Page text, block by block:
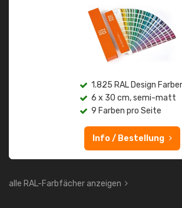
1.825 RAL Design
6 x 30 cm, semi-matt
9 Farben pro Seite
Info / Bestellung
alle RAL-Farbfächer anzeigen